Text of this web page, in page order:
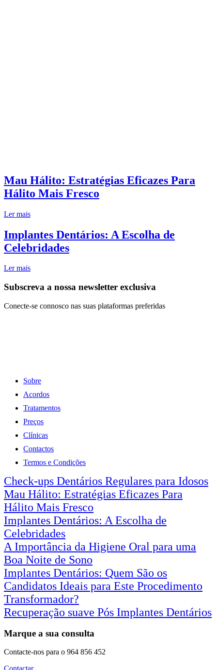
Mau Hálito: Estratégias Eficazes Para
Hálito Mais Fresco
Ler mais
Implantes Dentários: A Escolha de
Celebridades
Ler mais
Subscreva a nossa newsletter exclusiva
Conecte-se connosco nas suas plataformas preferidas
Sobre
Acordos
Tratamentos
Preços
Clínicas
Contactos
Termos e Condições
Check-ups Dentários Regulares para Idosos
Mau Hálito: Estratégias Eficazes Para
Hálito Mais Fresco
Implantes Dentários: A Escolha de
Celebridades
A Importância da Higiene Oral para uma
Boa Noite de Sono
Implantes Dentários: Quem São os
Candidatos Ideais para Este Procedimento
Transformador?
Recuperação suave Pós Implantes Dentários
Marque a sua consulta
Contacte-nos para o 964 856 452